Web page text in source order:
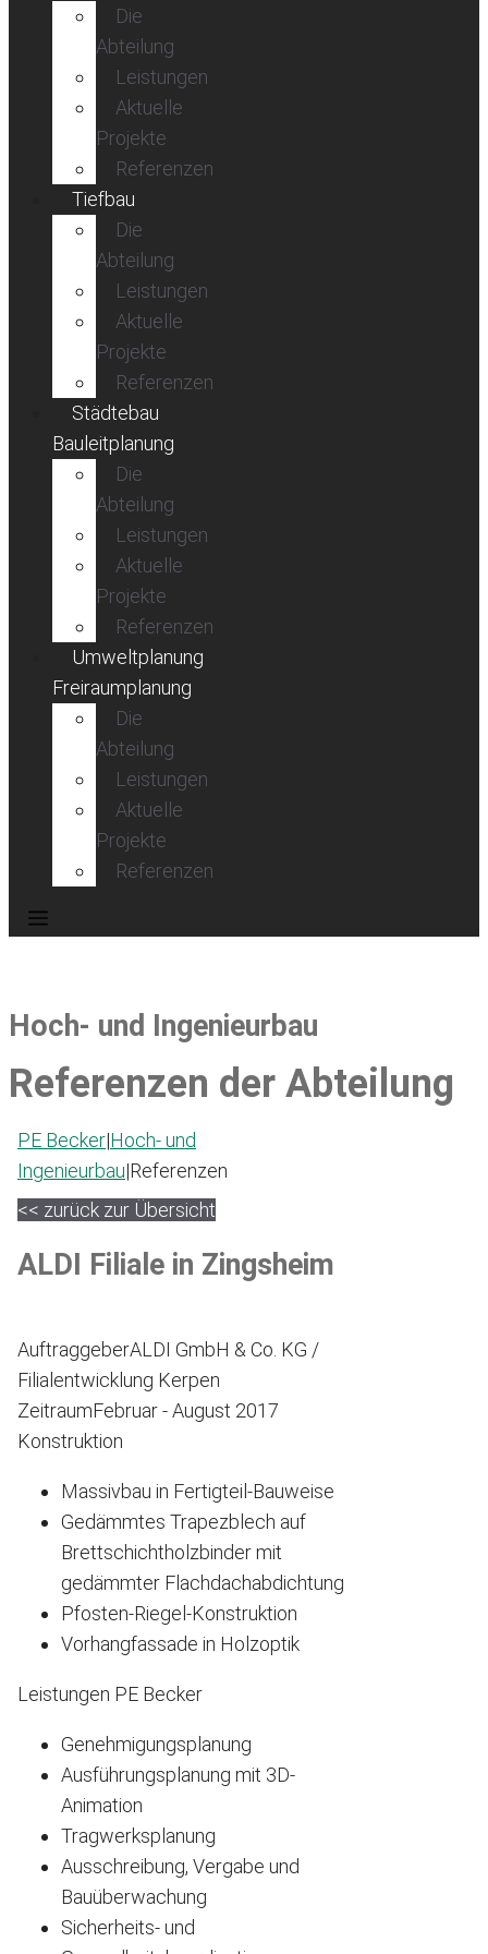
Die
Abteilung
Leistungen
Aktuelle
Projekte
Referenzen
Tiefbau
Die
Abteilung
Leistungen
Aktuelle
Projekte
Referenzen
Städtebau
Bauleitplanung
Die
Abteilung
Leistungen
Aktuelle
Projekte
Referenzen
Umweltplanung
Freiraumplanung
Die
Abteilung
Leistungen
Aktuelle
Projekte
Referenzen
Hoch- und Ingenieurbau
Referenzen der Abteilung
PE Becker|Hoch- und
Ingenieurbau|Referenzen
<< zurück zur Übersicht
ALDI Filiale in Zingsheim
AuftraggeberALDI GmbH & Co. KG /
Filialentwicklung Kerpen
ZeitraumFebruar - August 2017
Konstruktion
Massivbau in Fertigteil-Bauweise
Gedämmtes Trapezblech auf
Brettschichtholzbinder mit
gedämmter Flachdachabdichtung
Pfosten-Riegel-Konstruktion
Vorhangfassade in Holzoptik
Leistungen PE Becker
Genehmigungsplanung
Ausführungsplanung mit 3D-
Animation
Tragwerksplanung
Ausschreibung, Vergabe und
Bauüberwachung
Sicherheits- und